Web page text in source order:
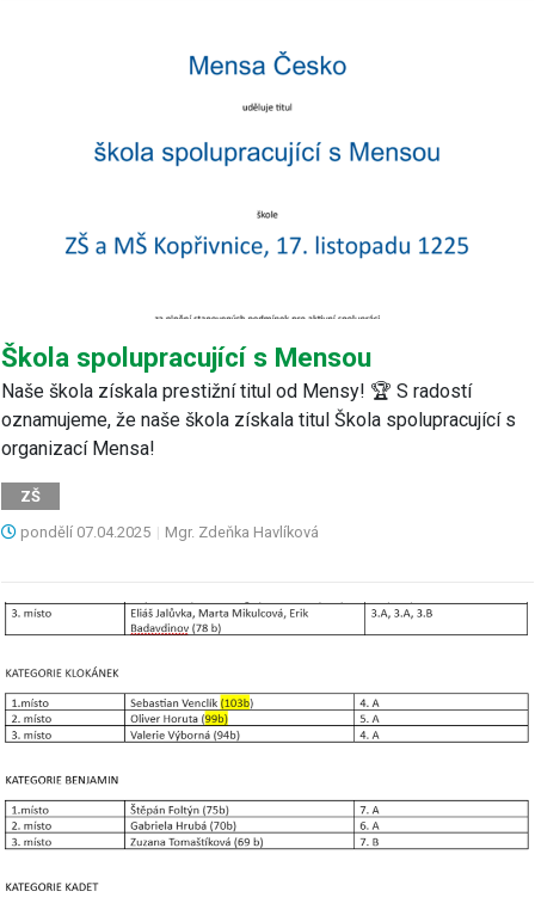
Škola spolupracující s Mensou
Naše škola získala prestižní titul od Mensy! 🏆 S radostí
oznamujeme, že naše škola získala titul Škola spolupracující s
organizací Mensa!
ZŠ
pondělí 07.04.2025 | Mgr. Zdeňka Havlíková